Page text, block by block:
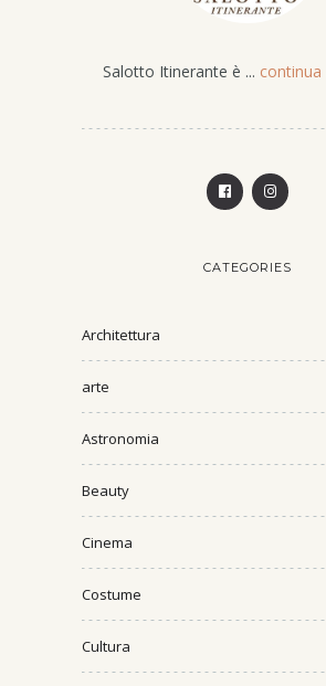
Salotto Itinerante è ... continua
CATEGORIES
Architettura
arte
Astronomia
Beauty
Cinema
Costume
Cultura